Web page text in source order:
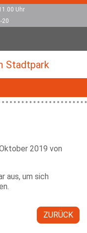
Uhr
20
2019 von
aus, um sich
ZURÜCK